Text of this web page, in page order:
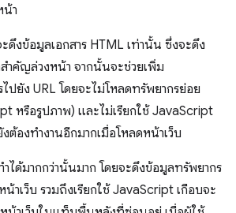
น้า
ดึงข้อมูลเอกสาร HTML เท่านั้น ซึ่งจะดึง
ำคัญล่วงหน้า จากนั้นจะช่วยเพิ่ม
ปยัง URL โดยจะไม่โหลดทรัพยากรย่อย
หรือรูปภาพ) และไม่เรียกใช้ JavaScript
งต้องทำงานอีกมากเมื่อโหลดหน้าเว็บ
ได้มากกว่านั้นมาก โดยจะดึงข้อมูลทรัพยากร
าเว็บ รวมถึงเรียกใช้ JavaScript เกือบจะ